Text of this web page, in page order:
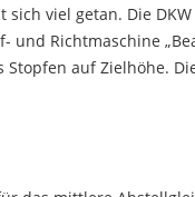
viel getan. Die
Richtmaschine
auf Zielhöhe.